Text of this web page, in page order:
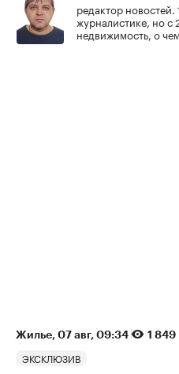
редактор новостей.
журналистике, но с
недвижимость, о
Жилье⁠, 07 авг, 09:34 1 849
ЭКСКЛЮЗИВ